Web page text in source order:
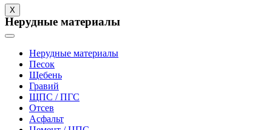
X
Нерудные материалы
Нерудные материалы
Песок
Щебень
Гравий
ЩПС / ПГС
Отсев
Асфальт